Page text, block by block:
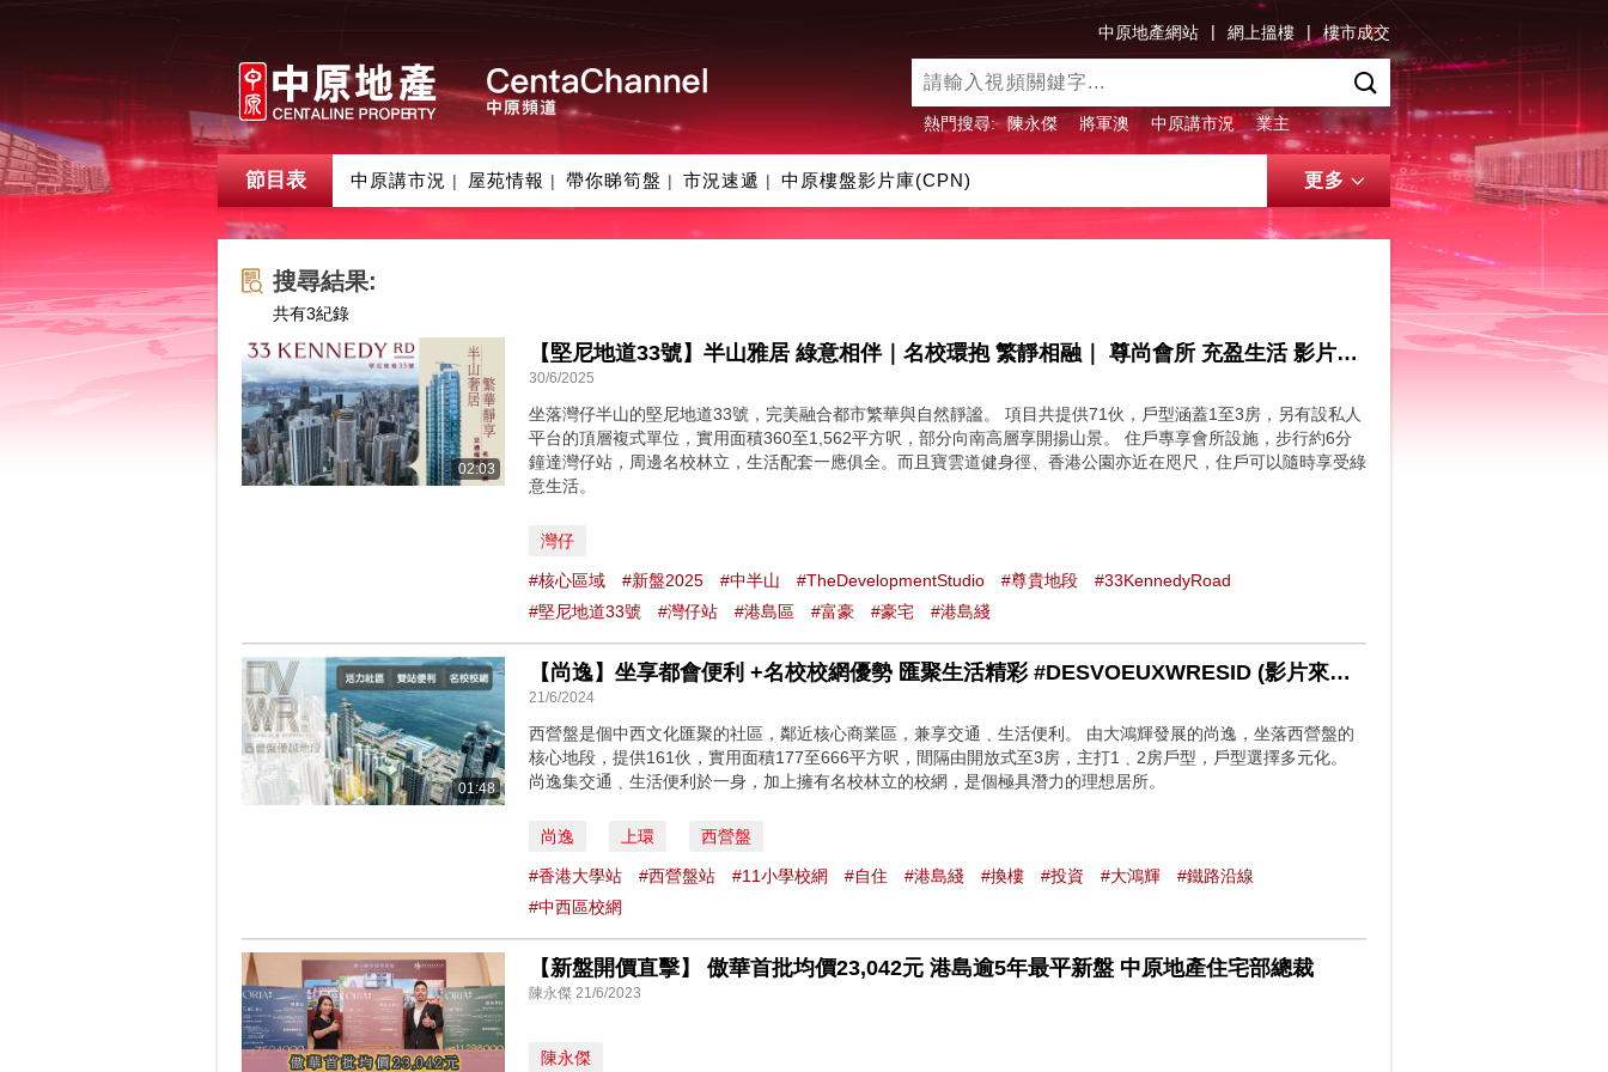
中原地產網站 | 網上搵樓 | 樓市成交
熱門搜尋: 陳永傑 將軍澳 中原講市況 業主
節目表 中原講市況 | 屋苑情報 | 帶你睇筍盤 | 市況速遞 | 中原樓盤影片庫(CPN) 更多
搜尋結果:
共有3紀錄
02:03
【堅尼地道33號】半山雅居 綠意相伴｜名校環抱 繁靜相融｜ 尊尚會所 充盈生活 影片來源 : FINANCE 730
30/6/2025
坐落灣仔半山的堅尼地道33號，完美融合都市繁華與自然靜謐。 項目共提供71伙，戶型涵蓋1至3房，另有設私人
平台的頂層複式單位，實用面積360至1,562平方呎，部分向南高層享開揚山景。 住戶專享會所設施，步行約6分
鐘達灣仔站，周邊名校林立，生活配套一應俱全。而且寶雲道健身徑、香港公園亦近在咫尺，住戶可以隨時享受綠
意生活。
灣仔
#核心區域 #新盤2025 #中半山 #TheDevelopmentStudio #尊貴地段
#33KennedyRoad
#堅尼地道33號
#灣仔站 #港島區 #富豪 #豪宅 #港島綫
01:48
【尚逸】坐享都會便利 +名校校網優勢 匯聚生活精彩 #DESVOEUXWRESID (影片來源: Finance 730)
21/6/2024
西營盤是個中西文化匯聚的社區，鄰近核心商業區，兼享交通﹑生活便利。 由大鴻輝發展的尚逸，坐落西營盤的
核心地段，提供161伙，實用面積177至666平方呎，間隔由開放式至3房，主打1﹑2房戶型，戶型選擇多元化。
尚逸集交通﹑生活便利於一身，加上擁有名校林立的校網，是個極具潛力的理想居所。
尚逸 上環 西營盤
#香港大學站 #西營盤站 #11小學校網 #自住 #港島綫 #換樓 #投資 #大鴻輝
#鐵路沿線
#中西區校網
【新盤開價直擊】 傲華首批均價23,042元 港島逾5年最平新盤 中原地產住宅部總裁
陳永傑 21/6/2023
陳永傑